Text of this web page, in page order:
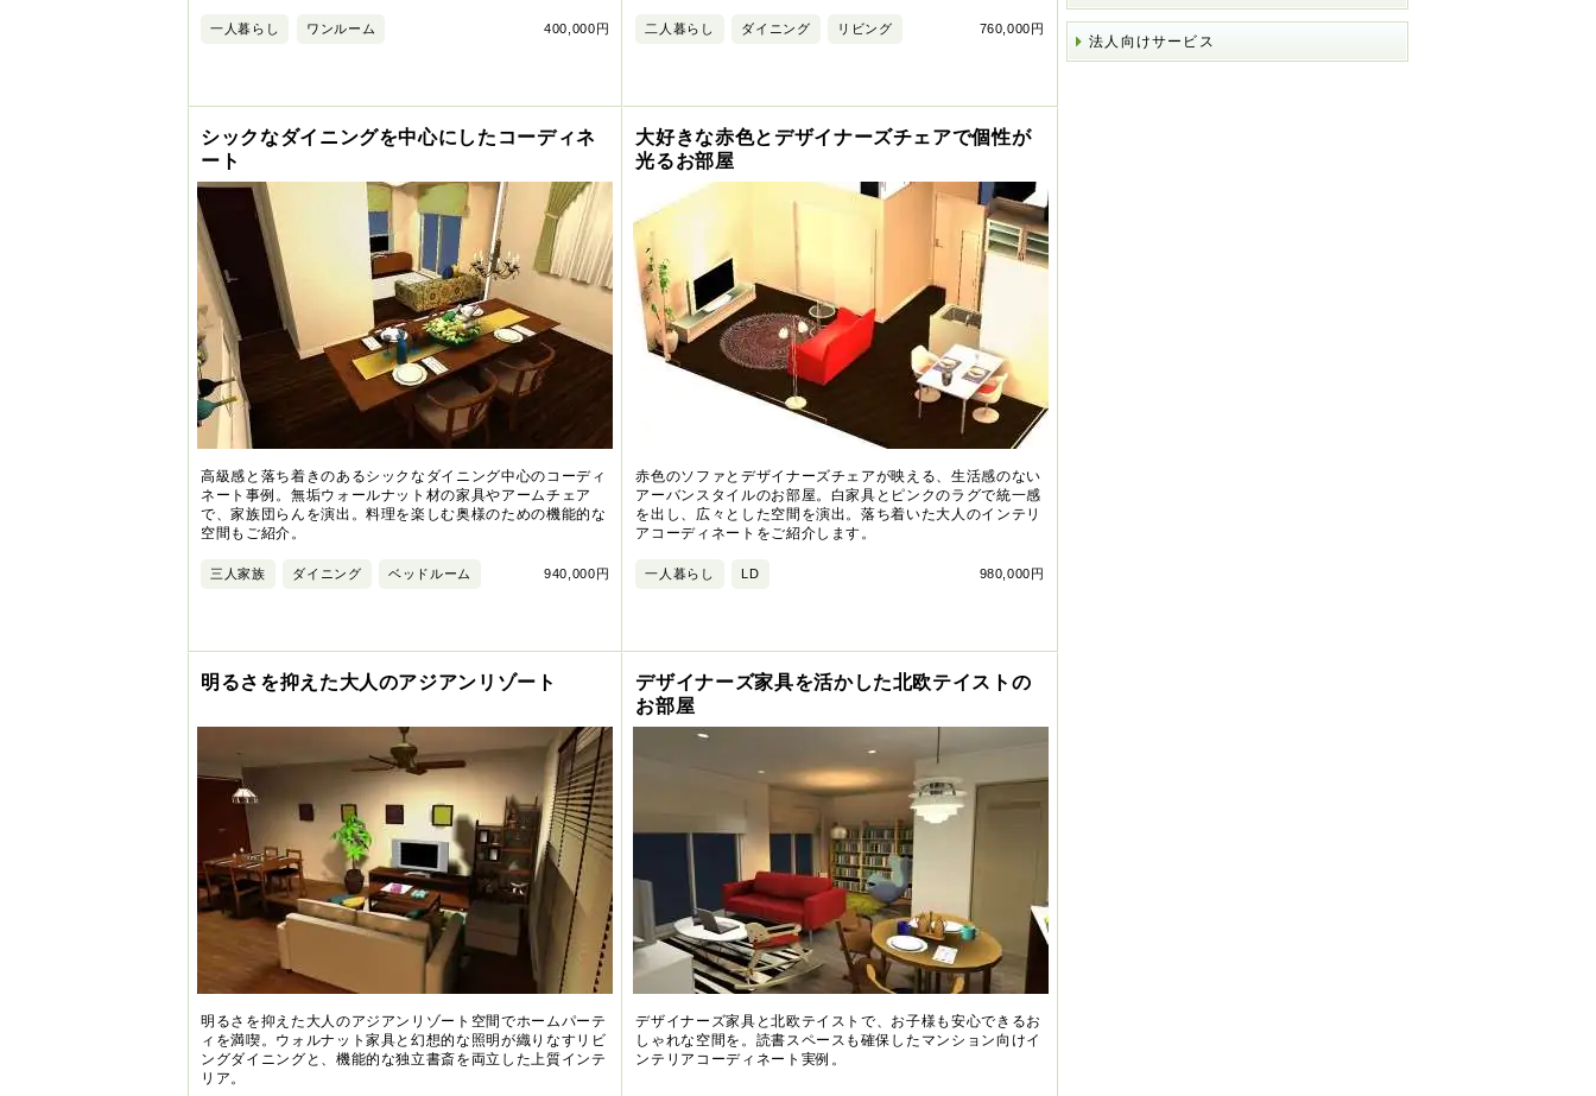
400,000円
一人暮らし ワンルーム 760,000円
二人暮らし ダイニング リビング
シックなダイニングを中心にしたコーディネ
ート
高級感と落ち着きのあるシックなダイニング中心のコーディ
ネート事例。無垢ウォールナット材の家具やアームチェア
で、家族団らんを演出。料理を楽しむ奥様のための機能的な
空間もご紹介。
940,000円
三人家族 ダイニング ベッドルーム
大好きな赤色とデザイナーズチェアで個性が
光るお部屋
赤色のソファとデザイナーズチェアが映える、生活感のない
アーバンスタイルのお部屋。白家具とピンクのラグで統一感
を出し、広々とした空間を演出。落ち着いた大人のインテリ
アコーディネートをご紹介します。
980,000円
一人暮らし LD
明るさを抑えた大人のアジアンリゾート
明るさを抑えた大人のアジアンリゾート空間でホームパーテ
ィを満喫。ウォルナット家具と幻想的な照明が織りなすリビ
ングダイニングと、機能的な独立書斎を両立した上質インテ
リア。
デザイナーズ家具を活かした北欧テイストの
お部屋
デザイナーズ家具と北欧テイストで、お子様も安心できるお
しゃれな空間を。読書スペースも確保したマンション向けイ
ンテリアコーディネート実例。
法人向けサービス